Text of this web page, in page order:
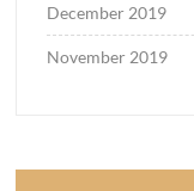
December 2019
November 2019